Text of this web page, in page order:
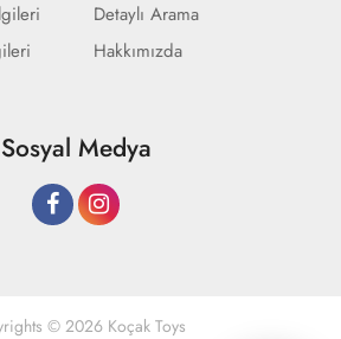
Detaylı Arama
Hakkımızda
Sosyal Medya
© 2026 Koçak Toys